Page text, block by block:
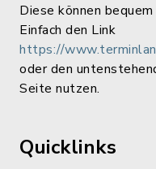
Diese können
Einfach den Link
https://
oder den
Seite nutzen.
Quicklinks